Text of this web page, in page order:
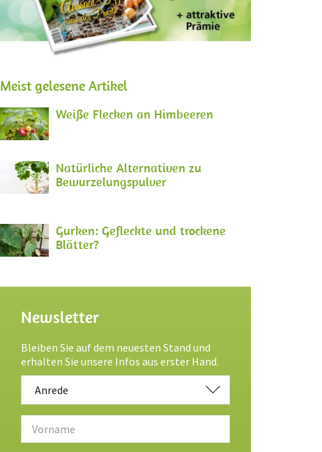
Meist gelesene Artikel
Weiße Flecken an Himbeeren
Natürliche Alternativen zu
Bewurzelungspulver
Gurken: Gefleckte und trockene
Blätter?
Newsletter
Bleiben Sie auf dem neuesten Stand und
erhalten Sie unsere Infos aus erster Hand.
Anrede